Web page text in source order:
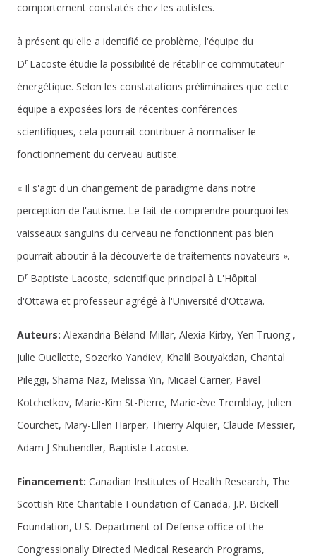
comportement constatés chez les autistes.
à présent qu'elle a identifié ce problème, l'équipe du
Dr Lacoste étudie la possibilité de rétablir ce commutateur
énergétique. Selon les constatations préliminaires que cette
équipe a exposées lors de récentes conférences
scientifiques, cela pourrait contribuer à normaliser le
fonctionnement du cerveau autiste.
« Il s'agit d'un changement de paradigme dans notre
perception de l'autisme. Le fait de comprendre pourquoi les
vaisseaux sanguins du cerveau ne fonctionnent pas bien
pourrait aboutir à la découverte de traitements novateurs ». -
DrBaptiste Lacoste, scientifique principal à L'Hôpital
d'Ottawa et professeur agrégé à l'Université d'Ottawa.
Auteurs: Alexandria Béland-Millar, Alexia Kirby, Yen Truong ,
Julie Ouellette, Sozerko Yandiev, Khalil Bouyakdan, Chantal
Pileggi, Shama Naz, Melissa Yin, Micaël Carrier, Pavel
Kotchetkov, Marie-Kim St-Pierre, Marie-ève Tremblay, Julien
Courchet, Mary-Ellen Harper, Thierry Alquier, Claude Messier,
Adam J Shuhendler, Baptiste Lacoste.
Financement: Canadian Institutes of Health Research, The
Scottish Rite Charitable Foundation of Canada, J.P. Bickell
Foundation, U.S. Department of Defense office of the
Congressionally Directed Medical Research Programs,